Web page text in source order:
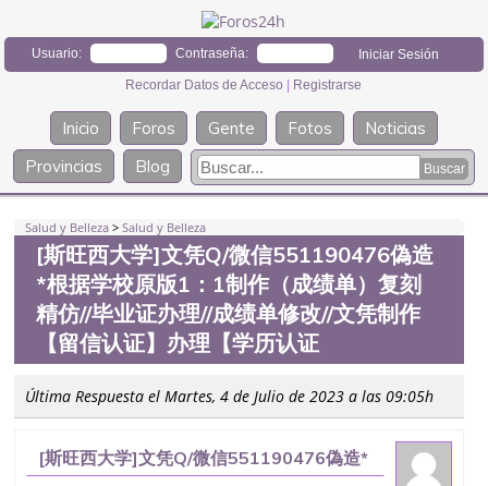
Usuario: Contraseña:
Recordar Datos de Acceso Registrarse
Inicio Foros Gente Fotos
Noticias
Provincias
Blog
Salud y Belleza >Salud y Belleza
[斯旺西大学]文凭Q/微信551190476偽造
*根据学校原版1：1制作（成绩单）复刻
精仿//毕业证办理//成绩单修改//文凭制作
【留信认证】办理【学历认证
Última Respuesta el Martes, 4 de Julio de 2023 a las 09:05h
[斯旺西大学]文凭Q/微信551190476偽造*